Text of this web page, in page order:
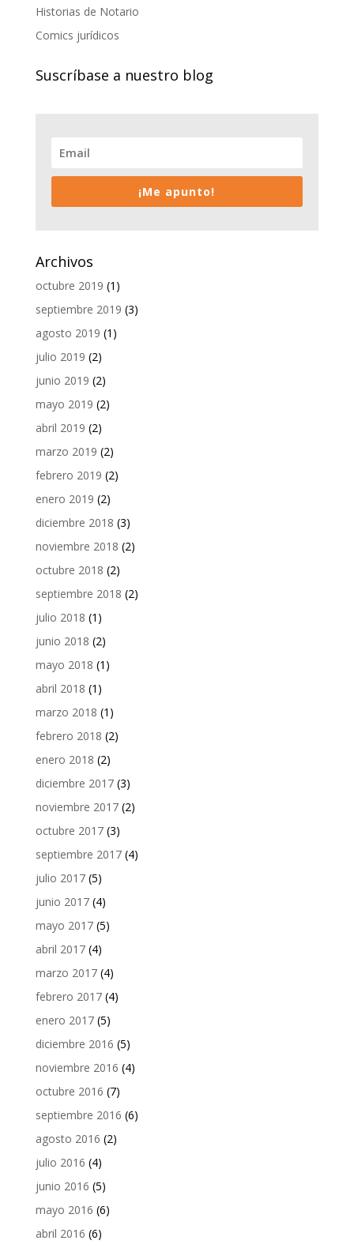
Historias de Notario
Comics jurídicos
Suscríbase a nuestro blog
¡Me apunto!
Archivos
octubre 2019 (1)
septiembre 2019 (3)
agosto 2019 (1)
julio 2019 (2)
junio 2019 (2)
mayo 2019 (2)
abril 2019 (2)
marzo 2019 (2)
febrero 2019 (2)
enero 2019 (2)
diciembre 2018 (3)
noviembre 2018 (2)
octubre 2018 (2)
septiembre 2018 (2)
julio 2018 (1)
junio 2018 (2)
mayo 2018 (1)
abril 2018 (1)
marzo 2018 (1)
febrero 2018 (2)
enero 2018 (2)
diciembre 2017(3)
noviembre 2017(2)
octubre 2017(3)
septiembre 2017(4)
julio 2017(5)
junio 2017(4)
mayo 2017(5)
abril 2017(4)
marzo 2017(4)
febrero 2017(4)
enero 2017(5)
diciembre 2016 (5)
noviembre 2016 (4)
octubre 2016 (7)
septiembre 2016 (6)
agosto 2016 (2)
julio 2016 (4)
junio 2016 (5)
mayo 2016 (6)
abril 2016 (6)